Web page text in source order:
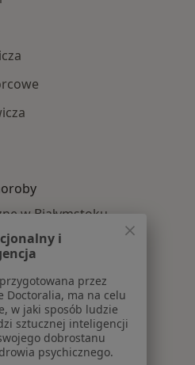
w Białymstoku
w Białymstoku
i
przez
Doctoralia, ma na celu
w jaki sposób ludzie
sztucznej inteligencji
dobrostanu
psychicznego.